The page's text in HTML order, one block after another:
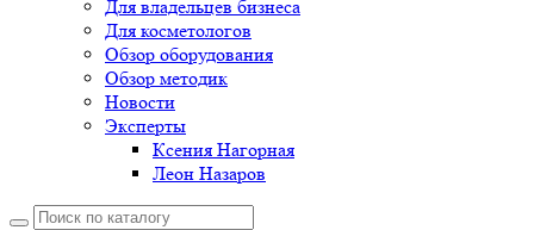
Для владельцев бизнеса
Для косметологов
Обзор оборудования
Обзор методик
Новости
Эксперты
Ксения Нагорная
Леон Назаров